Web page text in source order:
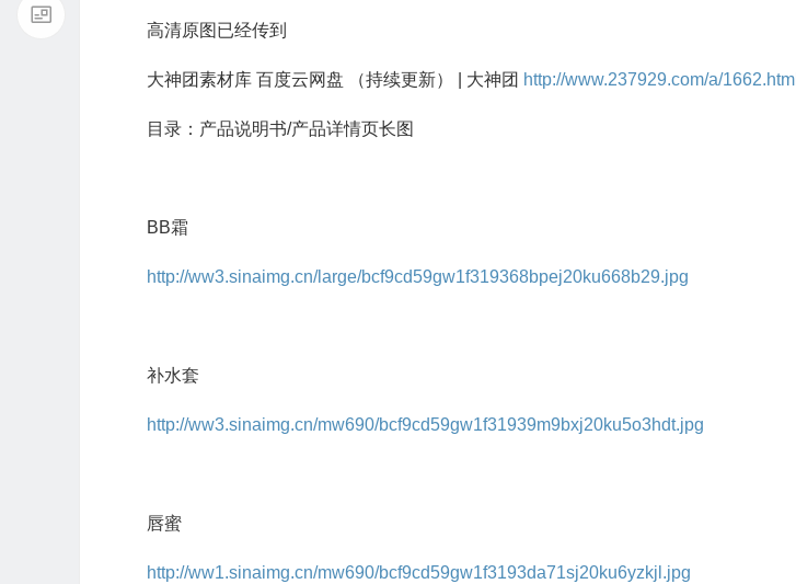
高清原图已经传到
大神团素材库 百度云网盘 （持续更新） | 大神团 http://www.237929.com/a/1662.html
目录：产品说明书/产品详情页长图
BB霜
http://ww3.sinaimg.cn/large/bcf9cd59gw1f319368bpej20ku668b29.jpg
补水套
http://ww3.sinaimg.cn/mw690/bcf9cd59gw1f31939m9bxj20ku5o3hdt.jpg
唇蜜
http://ww1.sinaimg.cn/mw690/bcf9cd59gw1f3193da71sj20ku6yzkjl.jpg